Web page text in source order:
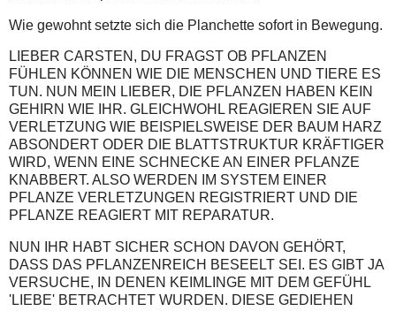
Wie gewohnt setzte sich die Planchette sofort in Bewegung.
LIEBER CARSTEN, DU FRAGST OB PFLANZEN
FÜHLEN KÖNNEN WIE DIE MENSCHEN UND TIERE ES
TUN. NUN MEIN LIEBER, DIE PFLANZEN HABEN KEIN
GEHIRN WIE IHR. GLEICHWOHL REAGIEREN SIE AUF
VERLETZUNG WIE BEISPIELSWEISE DER BAUM HARZ
ABSONDERT ODER DIE BLATTSTRUKTUR KRÄFTIGER
WIRD, WENN EINE SCHNECKE AN EINER PFLANZE
KNABBERT. ALSO WERDEN IM SYSTEM EINER
PFLANZE VERLETZUNGEN REGISTRIERT UND DIE
PFLANZE REAGIERT MIT REPARATUR.
NUN IHR HABT SICHER SCHON DAVON GEHÖRT,
DASS DAS PFLANZENREICH BESEELT SEI. ES GIBT JA
VERSUCHE, IN DENEN KEIMLINGE MIT DEM GEFÜHL
'LIEBE' BETRACHTET WURDEN. DIESE GEDIEHEN